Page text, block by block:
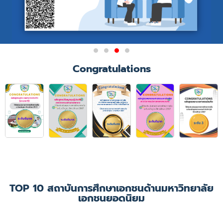
Congratulations
TOP 10 สถาบันการศึกษาเอกชนด้านมหาวิทยาลัย
เอกชนยอดนิยม